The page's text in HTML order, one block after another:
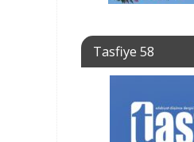
Tasfiye 58